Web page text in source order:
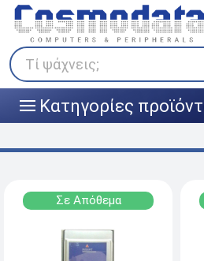
Τί ψάχνεις;
||| Κατηγορίες
Klarna
Πληρώστε σε 3
άτοκες δόσεις
Σε Απόθεμα